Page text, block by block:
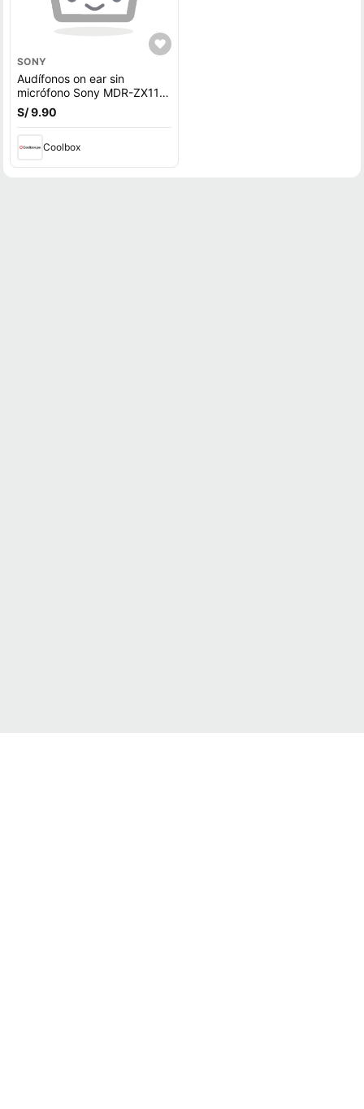
SONY
Audífonos on ear sin
micrófono Sony MDR-ZX110
diseño plegable giratorio,
conector 3.5 mm, negro
S/ 9.90
Coolbox